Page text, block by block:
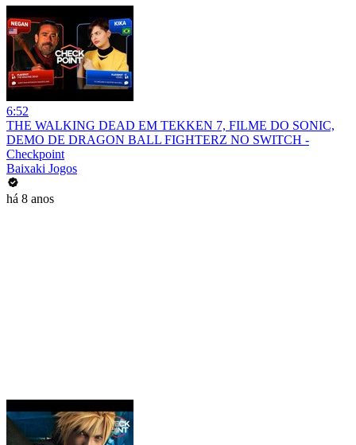
6:52
THE WALKING DEAD EM TEKKEN 7, FILME DO SONIC,
DEMO DE DRAGON BALL FIGHTERZ NO SWITCH -
Checkpoint
Baixaki Jogos
há 8 anos